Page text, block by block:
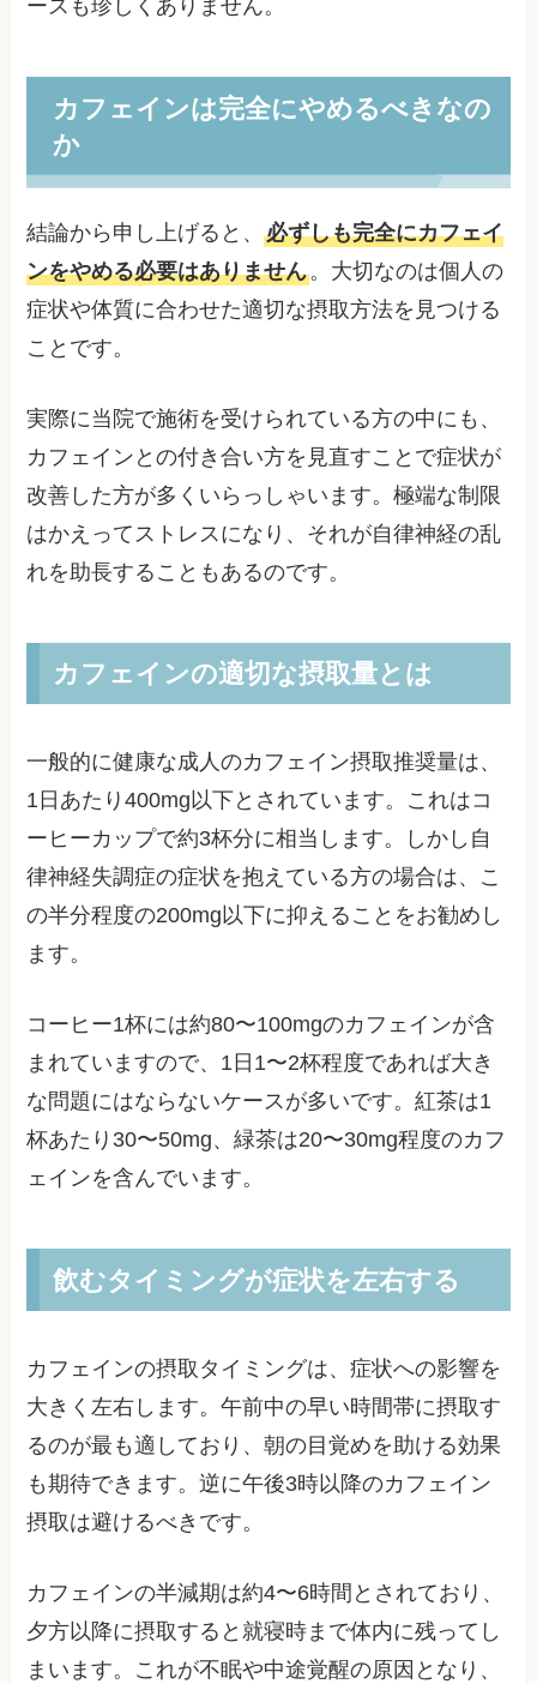
ースも珍しくありません。
カフェインは完全にやめるべきなの
か
結論から申し上げると、必ずしも完全にカフェイ
ンをやめる必要はありません。大切なのは個人の
症状や体質に合わせた適切な摂取方法を見つける
ことです。
実際に当院で施術を受けられている方の中にも、
カフェインとの付き合い方を見直すことで症状が
改善した方が多くいらっしゃいます。極端な制限
はかえってストレスになり、それが自律神経の乱
れを助長することもあるのです。
カフェインの適切な摂取量とは
一般的に健康な成人のカフェイン摂取推奨量は、
1日あたり400mg以下とされています。これはコ
ーヒーカップで約3杯分に相当します。しかし自
律神経失調症の症状を抱えている方の場合は、こ
の半分程度の200mg以下に抑えることをお勧めし
ます。
コーヒー1杯には約80〜100mgのカフェインが含
まれていますので、1日1〜2杯程度であれば大き
な問題にはならないケースが多いです。紅茶は1
杯あたり30〜50mg、緑茶は20〜30mg程度のカフ
ェインを含んでいます。
飲むタイミングが症状を左右する
カフェインの摂取タイミングは、症状への影響を
大きく左右します。午前中の早い時間帯に摂取す
るのが最も適しており、朝の目覚めを助ける効果
も期待できます。逆に午後3時以降のカフェイン
摂取は避けるべきです。
カフェインの半減期は約4〜6時間とされており、
夕方以降に摂取すると就寝時まで体内に残ってし
まいます。これが不眠や中途覚醒の原因となり、